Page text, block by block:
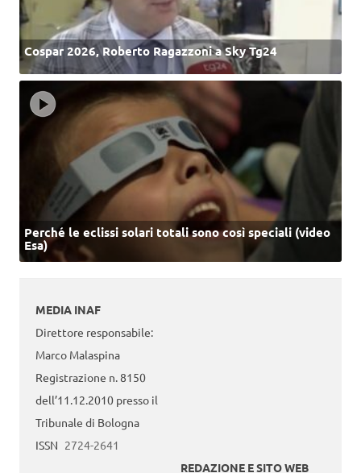
Cospar 2026, Roberto Ragazzoni a Sky Tg24
Perché le eclissi solari totali sono così speciali (video
Esa)
MEDIA INAF
Direttore responsabile:
Marco Malaspina
Registrazione n. 8150
dell’11.12.2010 presso il
Tribunale di Bologna
ISSN 2724-2641
REDAZIONE E SITO WEB